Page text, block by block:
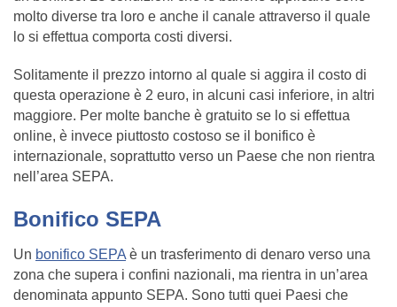
molto diverse tra loro e anche il canale attraverso il quale
lo si effettua comporta costi diversi.
Solitamente il prezzo intorno al quale si aggira il costo di
questa operazione è 2 euro, in alcuni casi inferiore, in altri
maggiore. Per molte banche è gratuito se lo si effettua
online, è invece piuttosto costoso se il bonifico è
internazionale, soprattutto verso un Paese che non rientra
nell’area SEPA.
Bonifico SEPA
Un bonifico SEPA è un trasferimento di denaro verso una
zona che supera i confini nazionali, ma rientra in un’area
denominata appunto SEPA. Sono tutti quei Paesi che